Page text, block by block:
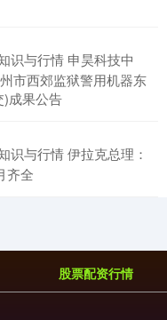
识与行情 申昊科技中
市西郊监狱警用机器东
)成果公告
识与行情 伊拉克总理：
齐全
股票配资行情